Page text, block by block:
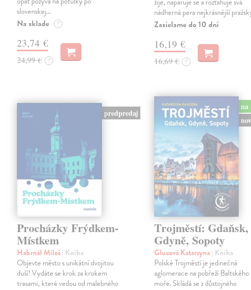
slovenskej…
Na sklade ?
23,74 €
24,99 € ?
nádherná pera nejkrásnější
Zasielame do 10 dní
16,19 €
16,69 € ?
predpredaj
Procházky Frýdkem-
Místkem
Habrnál Miloš| Kniha
Objevte město s unikátní dvojitou
duší! Vydáte se krok za krokem
trasami, které vedou od malebného
na
Trojměstí: Gdaňsk,
Gdyně, Sopoty
Glucová Katarzyna| Kniha
Polské Trojměstí je jedinečná
aglomerace na pobřeží Baltského
moře. Skládá se z důstojného